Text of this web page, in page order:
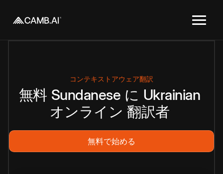
コンテキストアウェア翻訳
無料 Sundanese に Ukrainian
オンライン 翻訳者
無料で始める